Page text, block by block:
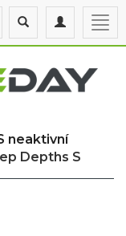
Toggle
navigation
Toggle
search
neaktivní
Depths S